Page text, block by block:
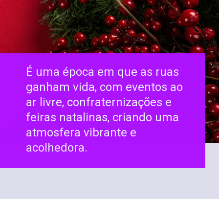
É uma época em que as ruas
ganham vida, com eventos ao
ar livre, confraternizações e
feiras natalinas, criando uma
atmosfera vibrante e
acolhedora.